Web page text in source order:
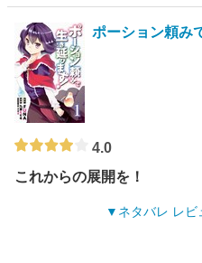
ポーション頼み
4.0
これからの展開を！
ネタバレ レビ